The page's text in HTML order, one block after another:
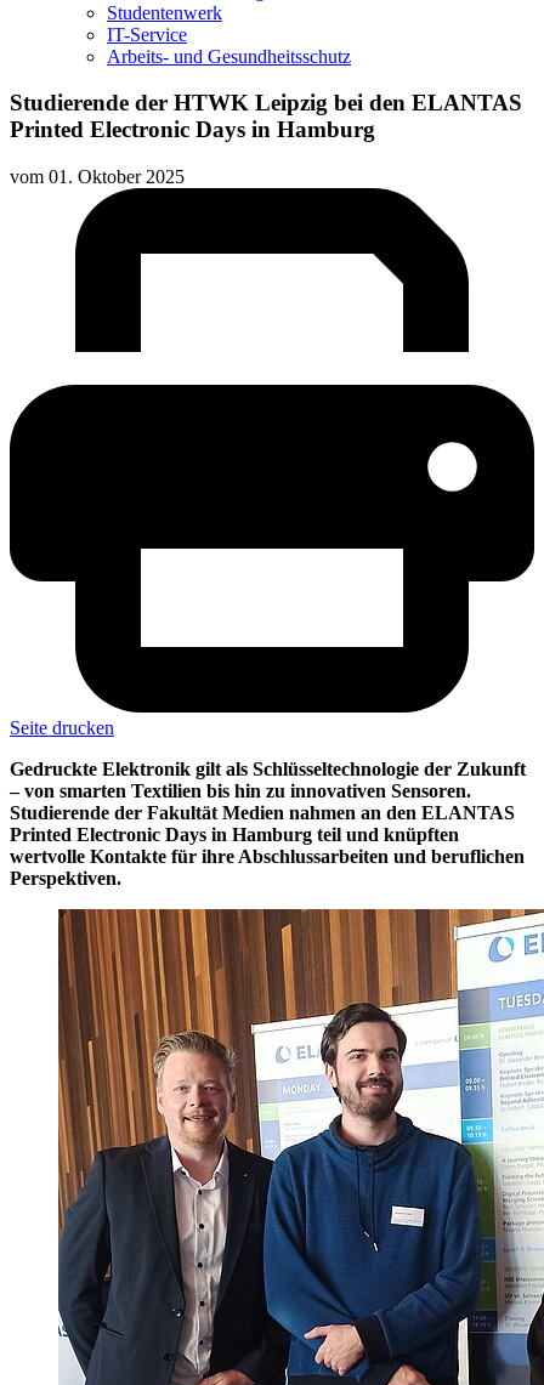
Studentenwerk
IT-Service
Arbeits- und Gesundheitsschutz
Studierende der HTWK Leipzig bei den ELANTAS
Printed Electronic Days in Hamburg
vom 01. Oktober 2025
Seite drucken
Gedruckte Elektronik gilt als Schlüsseltechnologie der Zukunft
– von smarten Textilien bis hin zu innovativen Sensoren.
Studierende der Fakultät Medien nahmen an den ELANTAS
Printed Electronic Days in Hamburg teil und knüpften
wertvolle Kontakte für ihre Abschlussarbeiten und beruflichen
Perspektiven.